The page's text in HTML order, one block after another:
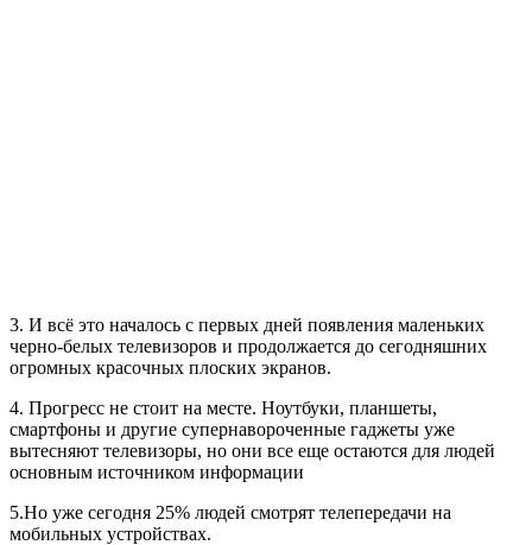
3. И всё это началось с первых дней появления маленьких
черно-белых телевизоров и продолжается до сегодняшних
огромных красочных плоских экранов.
4. Прогресс не стоит на месте. Ноутбуки, планшеты,
смартфоны и другие супернавороченные гаджеты уже
вытесняют телевизоры, но они все еще остаются для людей
основным источником информации
5.Но уже сегодня 25% людей смотрят телепередачи на
мобильных устройствах.